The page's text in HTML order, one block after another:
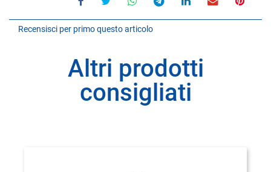
Recensisci per primo questo articolo
Altri prodotti
consigliati